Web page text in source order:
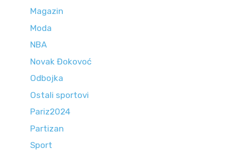
Magazin
Moda
NBA
Novak Đokovoć
Odbojka
Ostali sportovi
Pariz2024
Partizan
Sport